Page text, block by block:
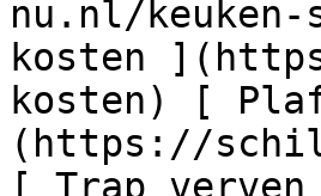
nu.nl/
kosten
kosten) [
(https://
[ Trap